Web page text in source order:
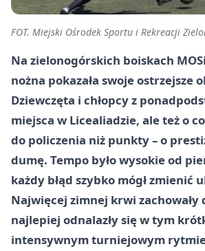
FOT. Miejski Ośrodek Sportu i Rekreacji
Na zielonogórskich boiskach
nożna pokazała swoje ostrzejsze
Dziewczęta i chłopcy z
miejsca w Licealiadzie, ale też o
do policzenia niż punkty – o
dumę. Tempo było wysokie od
każdy błąd szybko mógł zmienić
Najwięcej zimnej krwi
najlepiej odnalazły się w tym
intensywnym turniejowym